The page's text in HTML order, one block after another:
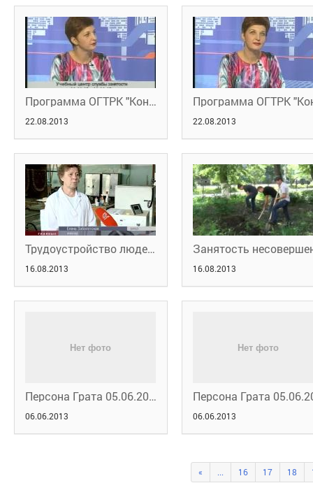
Программа ОГТРК "Контакт" (2)
22.08.2013 22.08.2013
Трудоустройство людей с ограниченными возможностями
16.08.2013 16.08.2013
Персона Грата 05.06.2013 (2)
06.06.2013 06.06.2013
« ... 16 17 18